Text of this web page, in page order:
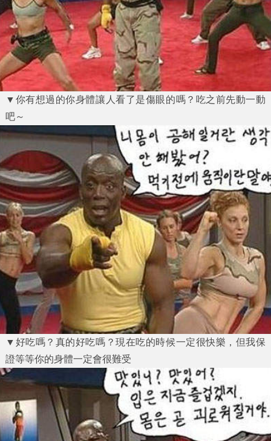
▼你有想過的你身體讓人看了是傷眼的嗎？吃之前先動一動
吧～
▼好吃嗎？真的好吃嗎？現在吃的時候一定很快樂，但我保
證等等你的身體一定會很難受